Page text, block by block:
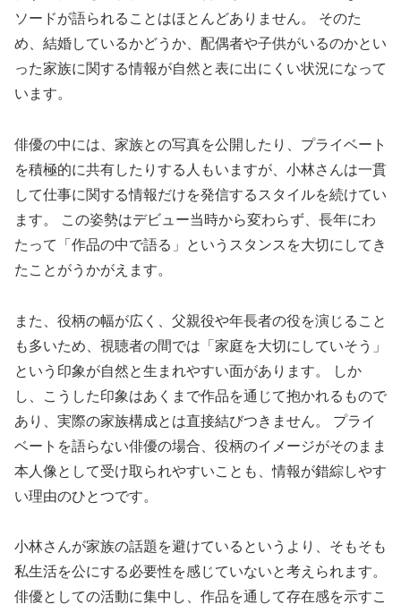
ソードが語られることはほとんどありません。 そのた
め、結婚しているかどうか、配偶者や子供がいるのかとい
った家族に関する情報が自然と表に出にくい状況になって
います。
俳優の中には、家族との写真を公開したり、プライベート
を積極的に共有したりする人もいますが、小林さんは一貫
して仕事に関する情報だけを発信するスタイルを続けてい
ます。 この姿勢はデビュー当時から変わらず、長年にわ
たって「作品の中で語る」というスタンスを大切にしてき
たことがうかがえます。
また、役柄の幅が広く、父親役や年長者の役を演じること
も多いため、視聴者の間では「家庭を大切にしていそう」
という印象が自然と生まれやすい面があります。 しか
し、こうした印象はあくまで作品を通じて抱かれるもので
あり、実際の家族構成とは直接結びつきません。 プライ
ベートを語らない俳優の場合、役柄のイメージがそのまま
本人像として受け取られやすいことも、情報が錯綜しやす
い理由のひとつです。
小林さんが家族の話題を避けているというより、そもそも
私生活を公にする必要性を感じていないと考えられます。
俳優としての活動に集中し、作品を通して存在感を示すこ